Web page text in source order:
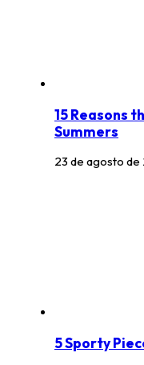
15 Reasons
Summers
23 de agosto de
5 Sporty